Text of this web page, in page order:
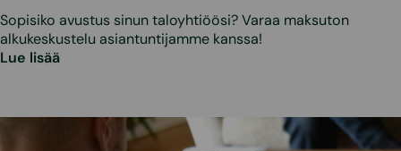
Sopisiko avustus sinun taloyhtiöösi? Varaa maksuton
alkukeskustelu asiantuntijamme kanssa!
Lue lisää